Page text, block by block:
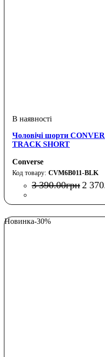
Чоловічі шорти
TRACK SHORT
Converse
CVM6B011-BLK
3 390.00грн 2 370
Новинка-30%